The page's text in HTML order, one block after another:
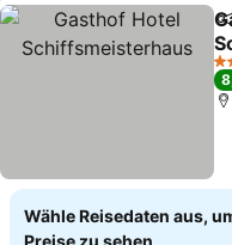
3
Wähle Reisedaten aus,
Preise zu sehen